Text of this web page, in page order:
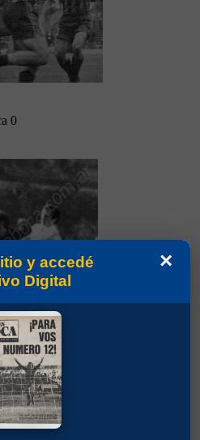
0
×
y accedé
Digital